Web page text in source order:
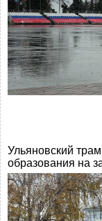
Ульяновский
образования на